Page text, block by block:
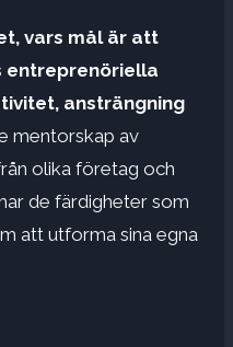
vars mål är att
entreprenöriella
ansträngning
mentorskap av
olika företag och
de färdigheter som
att utforma sina egna